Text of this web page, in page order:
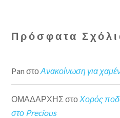
Πρόσφατα
Pan στοΑνακοίνωση για
ΟΜΑΔΑΡΧΗΣ στοΧορός
στο Precious